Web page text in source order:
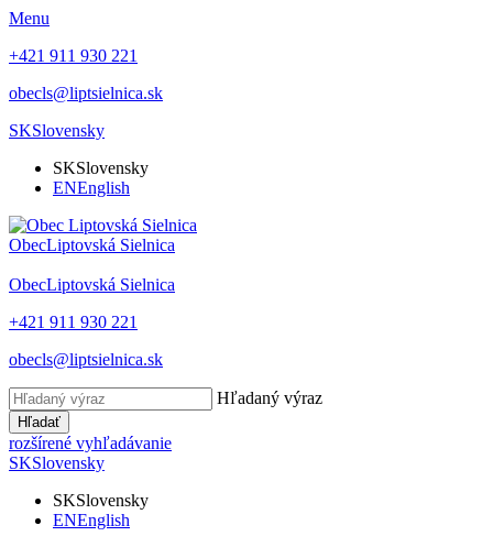
Menu
+421 911 930 221
obecls@liptsielnica.sk
SKSlovensky
SKSlovensky
ENEnglish
ObecLiptovská Sielnica
ObecLiptovská Sielnica
+421 911 930 221
obecls@liptsielnica.sk
Hľadaný výraz
Hľadať
rozšírené vyhľadávanie
SKSlovensky
SKSlovensky
ENEnglish